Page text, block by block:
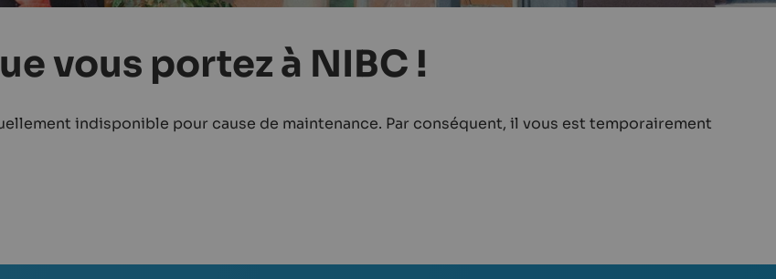
vous portez à NIBC !
indisponible pour cause de maintenance. Par conséquent, il vous est temporairement